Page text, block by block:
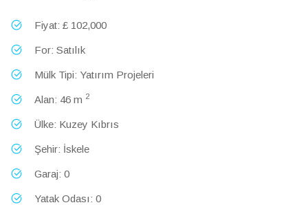
Fiyat: £ 102,000
For: Satılık
Mülk Tipi: Yatırım Projeleri
Alan: 46 m 2
Ülke: Kuzey Kıbrıs
Şehir: İskele
Garaj: 0
Yatak Odası: 0